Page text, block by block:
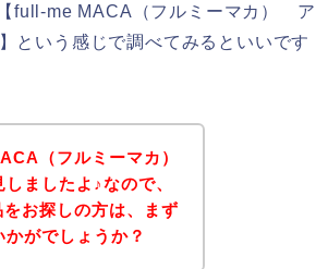
full-me MACA（フルミーマカ） ア
いう感じで調べてみるといいです
（フルミーマカ）
ましたよ♪なので、
お探しの方は、まず
がでしょうか？